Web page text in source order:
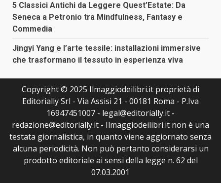
5 Classici Antichi da Leggere Quest’Estate: Da
Seneca a Petronio tra Mindfulness, Fantasy e
Commedia
Jingyi Yang e l’arte tessile: installazioni immersive
che trasformano il tessuto in esperienza viva
Copyright © 2025 Ilmaggiodeilibri.it proprietà di
Editorially Srl - Via Assisi 21 - 00181 Roma - P.Iva
16947451007 - legal@editorially.it -
redazione@editorially.it - Ilmaggiodeilibri.it non è una
testata giornalistica, in quanto viene aggiornato senza
alcuna periodicità. Non può pertanto considerarsi un
prodotto editoriale ai sensi della legge n. 62 del
07.03.2001